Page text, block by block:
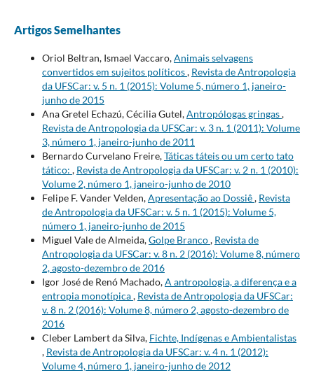
Artigos Semelhantes
Oriol Beltran, Ismael Vaccaro,Animais selvagens
convertidos em sujeitos políticos, Revista de Antropologia
da UFSCar: v. 5 n. 1 (2015): Volume 5, número 1, janeiro-
junho de 2015
Ana Gretel Echazú, Cécilia Gutel,Antropólogas gringas,
Revista de Antropologia da UFSCar: v. 3 n. 1 (2011): Volume
3, número 1, janeiro-junho de 2011
Bernardo Curvelano Freire,Táticas táteis ou um certo tato
tático: , Revista de Antropologia da UFSCar: v. 2 n. 1 (2010):
Volume 2, número 1, janeiro-junho de 2010
Felipe F. Vander Velden,Apresentação ao Dossiê, Revista
de Antropologia da UFSCar: v. 5 n. 1 (2015): Volume 5,
número 1, janeiro-junho de 2015
Miguel Vale de Almeida,Golpe Branco, Revista de
Antropologia da UFSCar: v. 8 n. 2 (2016): Volume 8, número
2, agosto-dezembro de 2016
Igor José de Renó Machado,A antropologia, a diferença e a
entropia monotípica, Revista de Antropologia da UFSCar:
v. 8 n. 2 (2016): Volume 8, número 2, agosto-dezembro de
2016
Cleber Lambert da Silva, Fichte, Indígenas e Ambientalistas
, Revista de Antropologia da UFSCar: v. 4 n. 1 (2012):
Volume 4, número 1, janeiro-junho de 2012